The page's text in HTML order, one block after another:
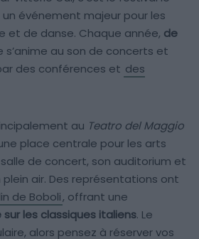
un événement majeur pour les
et de danse. Chaque année, de
s’anime au son de concerts et
des conférences et des
au Teatro del Maggio
place centrale pour les arts
de concert, son auditorium et
air. Des représentations ont
de Boboli, offrant une
les classiques italiens. Le
alors pensez à réserver vos